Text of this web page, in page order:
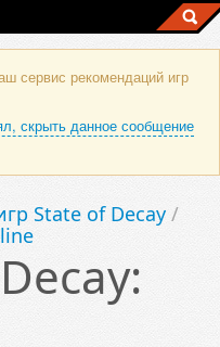
сервис рекомендаций игр
скрыть данное сообщение
State of Decay /